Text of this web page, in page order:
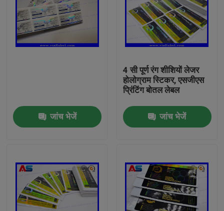
उत्पादों
हमारे बारे में
जांच भेजें
4 सी पूर्ण रंग शीशियों लेजर
होलोग्राम स्टिकर, एसजीएस
प्रिंटिंग बोतल लेबल
जांच भेजें